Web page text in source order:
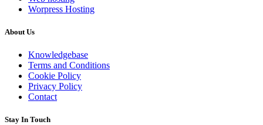
Worpress Hosting
About Us
Knowledgebase
Terms and Conditions
Cookie Policy
Privacy Policy
Contact
Stay In Touch